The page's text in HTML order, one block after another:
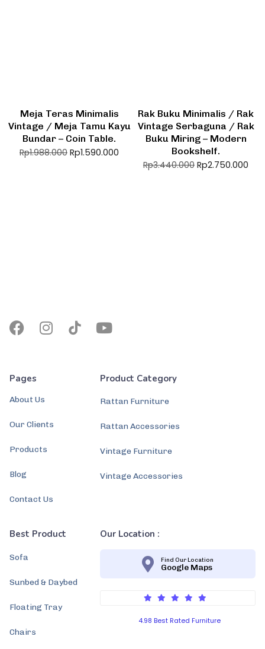
Meja Teras Minimalis
Vintage / Meja Tamu Kayu
Bundar – Coin Table.
Rp1.988.000 Rp1.590.000
Rak Buku Minimalis / Rak
Vintage Serbaguna / Rak
Buku Miring – Modern
Bookshelf.
Rp3.440.000 Rp2.750.000
Pages
About Us
Our Clients
Products
Blog
Contact Us
Product Category
Rattan Furniture
Rattan Accessories
Vintage Furniture
Vintage Accessories
Best Product
Sofa
Sunbed & Daybed
Floating Tray
Chairs
Our Location :
Find Our Location
Google Maps
4.98 Best Rated Furniture